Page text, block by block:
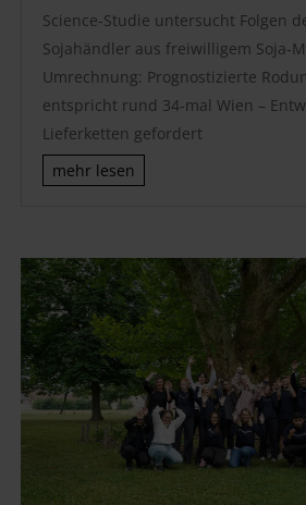
Science-Studie untersucht Folgen
Sojahändler aus freiwilligem Soja-
Umrechnung: Prognostizierte
entspricht rund 34-mal Wien –
Lieferketten gefordert
mehr lesen